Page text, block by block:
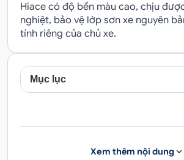
Hiace có độ bền màu cao, chịu
nghiệt, bảo vệ lớp sơn xe nguyên
tính riêng của chủ xe.
Mục lục
Xem thêm nội dung